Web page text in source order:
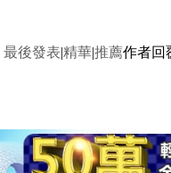
最後發表|精華|推薦作者回